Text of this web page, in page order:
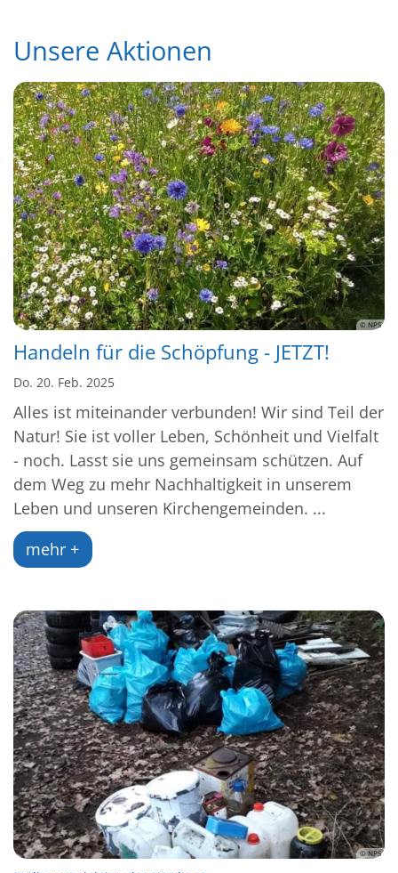
Unsere Aktionen
© NPS
Handeln für die Schöpfung - JETZT!
Do. 20. Feb. 2025
Alles ist miteinander verbunden! Wir sind Teil der
Natur! Sie ist voller Leben, Schönheit und Vielfalt
- noch. Lasst sie uns gemeinsam schützen. Auf
dem Weg zu mehr Nachhaltigkeit in unserem
Leben und unseren Kirchengemeinden. ...
mehr +
© NPS